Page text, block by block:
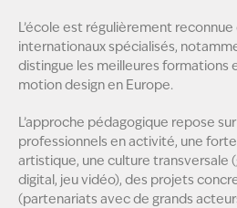
L’école est régulièrement
internationaux spécialisés,
distingue les meilleures formations
motion design en Europe.
L’approche pédagogique repose
professionnels en activité, une
artistique, une culture transversale
digital, jeu vidéo), des projets
(partenariats avec de grands